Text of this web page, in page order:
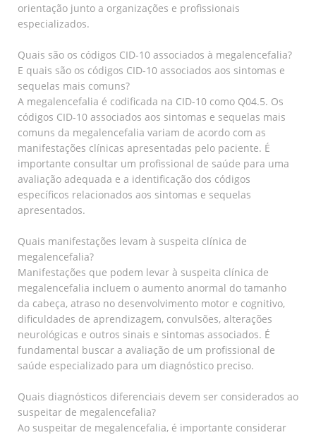
orientação junto a organizações e profissionais
especializados.
Quais são os códigos CID-10 associados à megalencefalia?
E quais são os códigos CID-10 associados aos sintomas e
sequelas mais comuns?
A megalencefalia é codificada na CID-10 como Q04.5. Os
códigos CID-10 associados aos sintomas e sequelas mais
comuns da megalencefalia variam de acordo com as
manifestações clínicas apresentadas pelo paciente. É
importante consultar um profissional de saúde para uma
avaliação adequada e a identificação dos códigos
específicos relacionados aos sintomas e sequelas
apresentados.
Quais manifestações levam à suspeita clínica de
megalencefalia?
Manifestações que podem levar à suspeita clínica de
megalencefalia incluem o aumento anormal do tamanho
da cabeça, atraso no desenvolvimento motor e cognitivo,
dificuldades de aprendizagem, convulsões, alterações
neurológicas e outros sinais e sintomas associados. É
fundamental buscar a avaliação de um profissional de
saúde especializado para um diagnóstico preciso.
Quais diagnósticos diferenciais devem ser considerados ao
suspeitar de megalencefalia?
Ao suspeitar de megalencefalia, é importante considerar